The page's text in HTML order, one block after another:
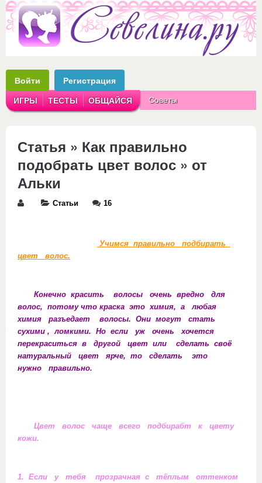
Войти Регистрация
ИГРЫ ТЕСТЫ ОБЩАЙСЯ Советы
Статья » Как правильно
подобрать цвет волос » от
Альки
Статьи 16
Учимся правильно подбирать
цвет волос.
Конечно красить волосы очень вредно для
волос, потому что краска это химия, а любая
химия разъедает волосы. Они могут стать
сухими , ломкими. Но если уж очень хочется
перекраситься в другой цвет или сделать своё
натуральный цвет ярче, то сделать это
нужно правильно.
Цвет волос чаще всего подбирабт к цвету
кожи.
1. Если у тебя прозрачная с тёплым оттенком